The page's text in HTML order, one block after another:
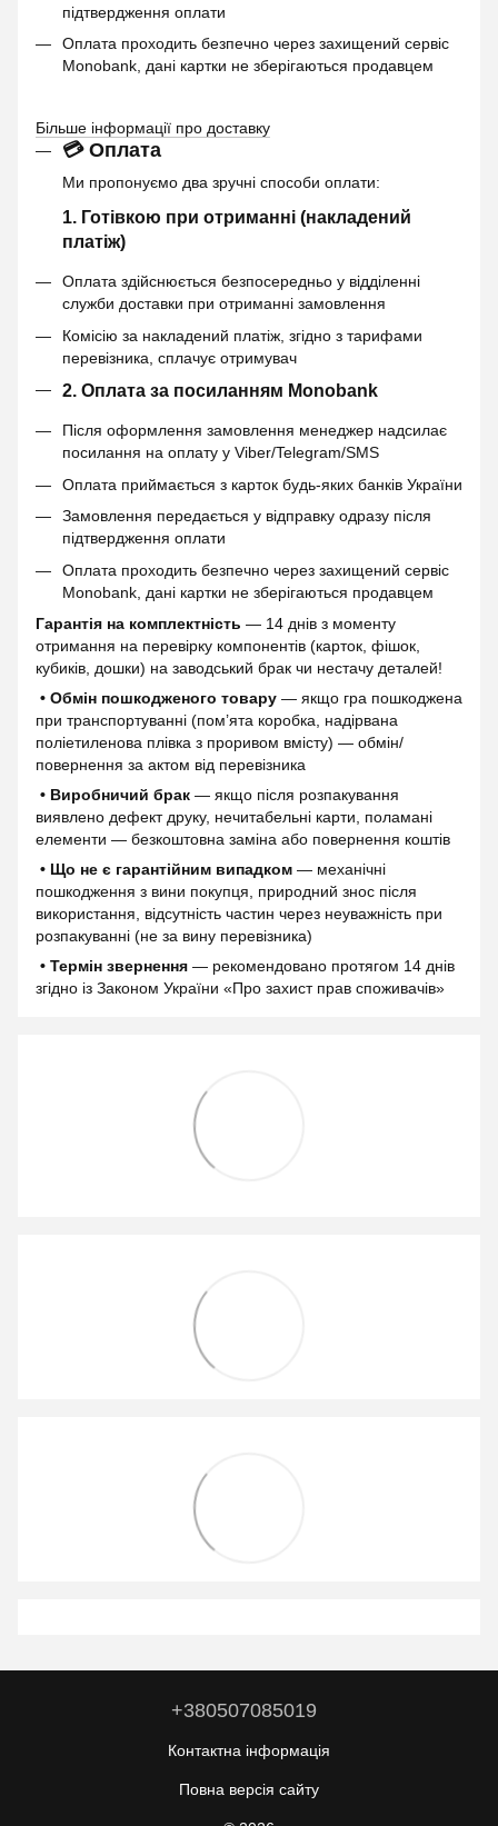
підтвердження оплати
Оплата проходить безпечно через захищений сервіс
Monobank, дані картки не зберігаються продавцем
Більше інформації про доставку
💳 Оплата
Ми пропонуємо два зручні способи оплати:
1. Готівкою при отриманні (накладений
платіж)
Оплата здійснюється безпосередньо у відділенні
служби доставки при отриманні замовлення
Комісію за накладений платіж, згідно з тарифами
перевізника, сплачує отримувач
2. Оплата за посиланням Monobank
Після оформлення замовлення менеджер надсилає
посилання на оплату у Viber/Telegram/SMS
Оплата приймається з карток будь-яких банків України
Замовлення передається у відправку одразу після
підтвердження оплати
Оплата проходить безпечно через захищений сервіс
Monobank, дані картки не зберігаються продавцем
Гарантія на комплектність — 14 днів з моменту
отримання на перевірку компонентів (карток, фішок,
кубиків, дошки) на заводський брак чи нестачу деталей!
• Обмін пошкодженого товару — якщо гра пошкоджена
при транспортуванні (пом’ята коробка, надірвана
поліетиленова плівка з проривом вмісту) — обмін/
повернення за актом від перевізника
• Виробничий брак — якщо після розпакування
виявлено дефект друку, нечитабельні карти, поламані
елементи — безкоштовна заміна або повернення коштів
• Що не є гарантійним випадком — механічні
пошкодження з вини покупця, природний знос після
використання, відсутність частин через неуважність при
розпакуванні (не за вину перевізника)
• Термін звернення — рекомендовано протягом 14 днів
згідно із Законом України «Про захист прав споживачів»
+380507085019
Контактна інформація
Повна версія сайту